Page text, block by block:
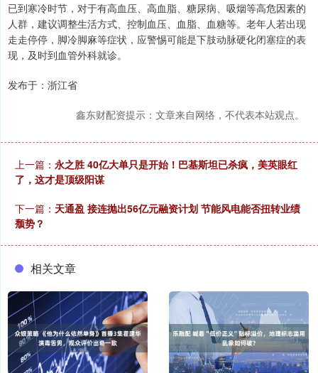
已到寒冷时节，对于有高血压、高血脂、糖尿病、吸烟等高危因素的
人群，建议调整生活方式、控制血压、血脂、血糖等。老年人若出现
走走停停，脚冷脚麻等症状，应警惕可能是下肢动脉硬化闭塞症的表
现，及时到血管外科就诊。
发布于：浙江省
鑫东财配资提示：文章来自网络，不代表本站观点。
上一篇： 永之胜 40亿大单只是开始！巴基斯坦已杀疯，美英眼红
了，这才是顶级阳谋
下一篇： 天通盈 接连抛出56亿元融资计划 节能风电能否扭转业绩
颓势？
相关文章